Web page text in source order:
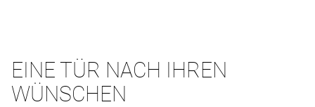
EINE TÜR NACH IHREN
WÜNSCHEN